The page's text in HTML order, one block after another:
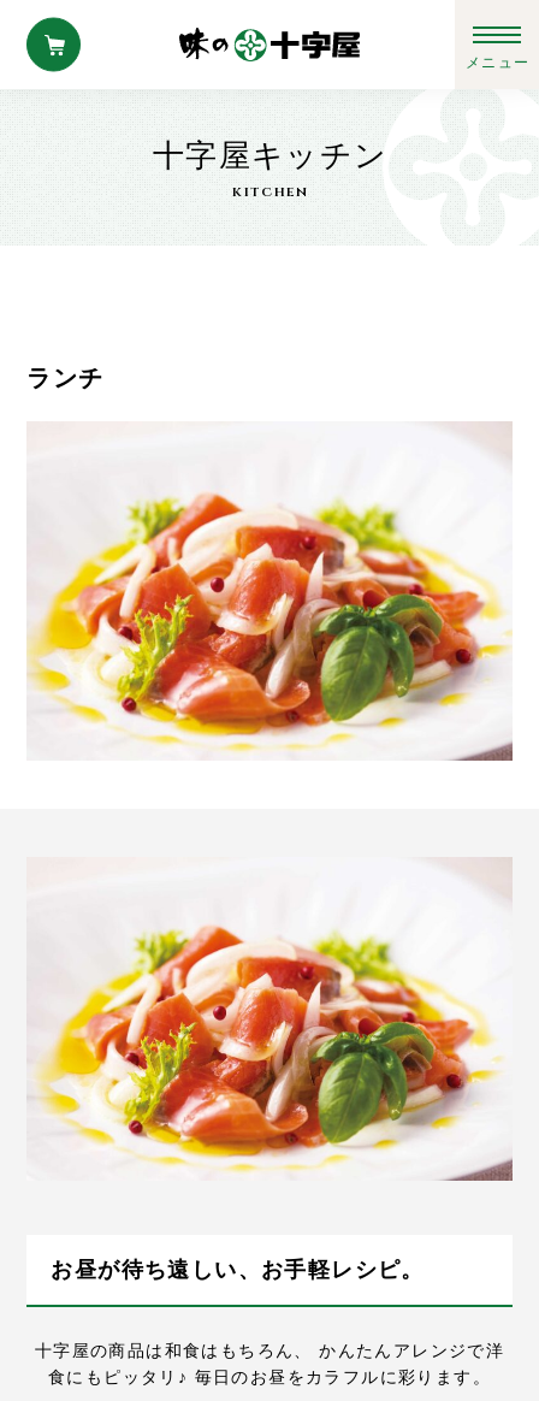
十字屋キッチン
kitchen
ランチ
お昼が待ち遠しい、お手軽レシピ。
十字屋の商品は和食はもちろん、
かんたんアレンジで洋
食にもピッタリ♪ 毎日のお昼をカラフルに彩ります。